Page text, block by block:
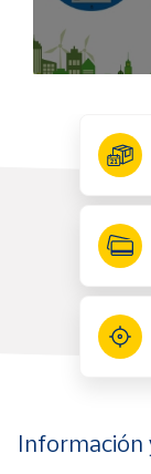
Información